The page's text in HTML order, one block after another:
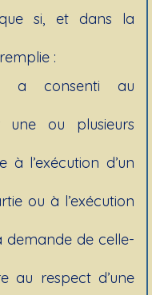
si, et dans la
:
a consenti au
une ou plusieurs
à l’exécution d’un
ou à l’exécution
demande de celle-
au respect d’une